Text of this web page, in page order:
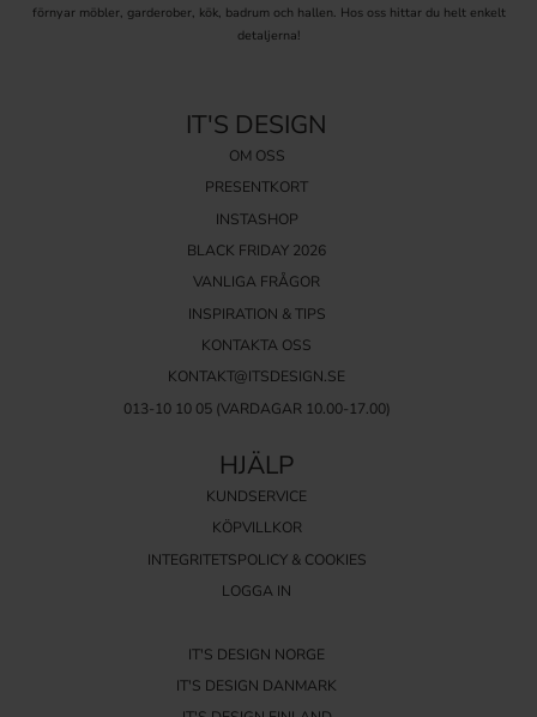
förnyar möbler, garderober, kök, badrum och hallen. Hos oss hittar du helt enkelt
detaljerna!
IT'S DESIGN
OM OSS
PRESENTKORT
INSTASHOP
BLACK FRIDAY 2026
VANLIGA FRÅGOR
INSPIRATION & TIPS
KONTAKTA OSS
KONTAKT@ITSDESIGN.SE
013-10 10 05(VARDAGAR 10.00-17.00)
HJÄLP
KUNDSERVICE
KÖPVILLKOR
INTEGRITETSPOLICY & COOKIES
LOGGA IN
IT'S DESIGN NORGE
IT'S DESIGN DANMARK